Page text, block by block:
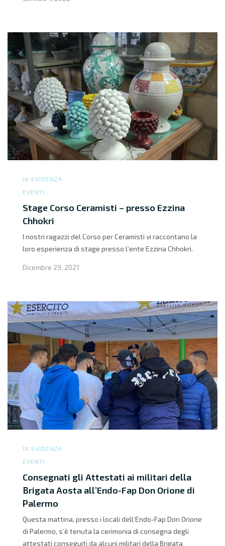
IN EVIDENZA
EVENTI
Stage Corso Ceramisti – presso Ezzina
Chhokri
I nostri ragazzi del Corso per Ceramisti vi raccontano la
loro esperienza di stage presso l’ente Ezzina Chhokri.
Dicembre 29, 2021
IN EVIDENZA
EVENTI
Consegnati gli Attestati ai militari della
Brigata Aosta all’Endo-Fap Don Orione di
Palermo
Questa mattina, presso i locali dell’Endo-Fap Don Orione
di Palermo, s’è tenuta la cerimonia di consegna degli
attestati conseguiti da alcuni militari della Brigata